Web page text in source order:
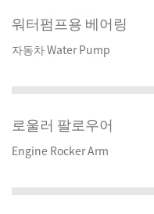
워터펌프용 베어링
자동차 Water Pump
로울러 팔로우어
Engine Rocker Arm